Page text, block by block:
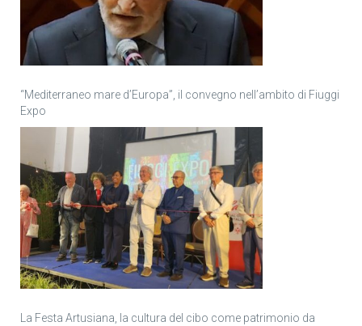
“Mediterraneo mare d’Europa”, il convegno nell’ambito di Fiuggi
Expo
La Festa Artusiana, la cultura del cibo come patrimonio da